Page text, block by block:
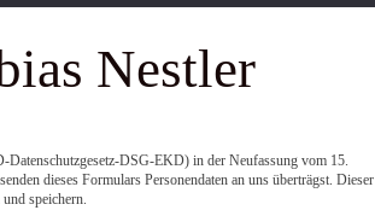
Nestler
Datenschutzgesetz-DSG-EKD) in der Neufassung vom 15.
dieses Formulars Personendaten an uns überträgst. Dieser
speichern.